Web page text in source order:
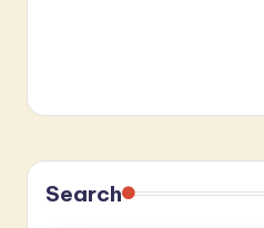
Search